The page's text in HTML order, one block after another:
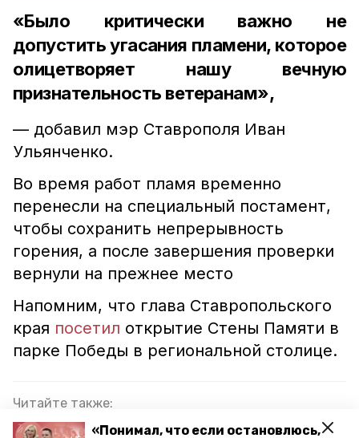
«Понимал, что если остановлюсь,
«Было критически важно не
допустить угасания пламени, которое
олицетворяет нашу вечную
признательность ветеранам»,
— добавил мэр Ставрополя Иван
Ульянченко.
Во время работ пламя временно
перенесли на специальный постамент,
чтобы сохранить непрерывность
горения, а после завершения проверки
вернули на прежнее место
Напомним, что глава Ставропольского
края посетил открытие Стены Памяти в
парке Победы в региональной столице.
Читайте также:
В Ставрополе 9 Мая пройдёт автопробег «Марш